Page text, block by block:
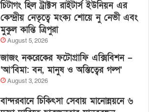
চিটাগং হিল ট্রাক্টস রাইটার্স ইউনিয়ন এর
কেন্দ্রীয় নেতৃত্বে মংক্য শোয়ে নু নেভী এবং
মুকুল কান্তি ত্রিপুরা
August 5, 2026
জাজং নকরেকের ফটোগ্রাফি এক্সিবিশন –
‘আ’বিমা: বন, মানুষ ও অস্তিত্বের গল্প’
August 3, 2026
বান্দরবানে চিকিৎসা সেবায় মানোন্নয়নে ৬